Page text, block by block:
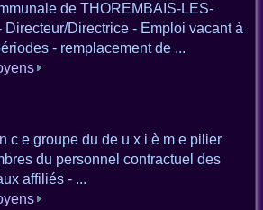
de THOREMBAIS-LES-
Directeur/Directrice - Emploi vacant à
- remplacement de ...
c e groupe du de u x i è m e pilier
du personnel contractuel des
affiliés - ...